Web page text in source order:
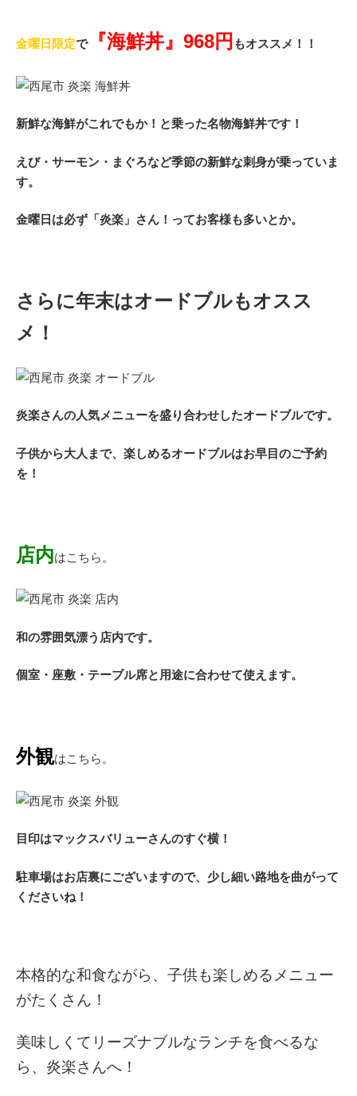
金曜日限定で『海鮮丼』968円 もオススメ！！
新鮮な海鮮がこれでもか！と乗った名物海鮮丼です！
えび・サーモン・まぐろなど季節の新鮮な刺身が乗っていま
す。
金曜日は必ず「炎楽」さん！ってお客様も多いとか。
さらに年末はオードブルもオスス
メ！
炎楽さんの人気メニューを盛り合わせしたオードブルです。
子供から大人まで、楽しめるオードブルはお早目のご予約
を！
店内はこちら。
和の雰囲気漂う店内です。
個室・座敷・テーブル席と用途に合わせて使えます。
外観はこちら。
目印はマックスバリューさんのすぐ横！
駐車場はお店裏にございますので、少し細い路地を曲がって
くださいね！
本格的な和食ながら、子供も楽しめるメニュー
がたくさん！
美味しくてリーズナブルなランチを食べるな
ら、炎楽さんへ！